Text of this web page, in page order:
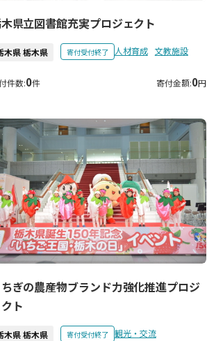
県立図書館充実プロジェクト
木県 栃木県 寄付受付終了 人材育成 文教施設
件数:0件 寄付金額:0円
ちぎの農産物ブランド力強化推進プロジ
ト
木県 栃木県 寄付受付終了
観光・交流